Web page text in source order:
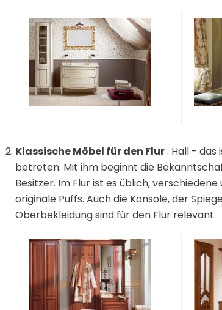
Klassische Möbel für den Flur. Hall - das
betreten. Mit ihm beginnt die
Besitzer. Im Flur ist es üblich,
originale Puffs. Auch die Konsole, der
Oberbekleidung sind für den Flur relevant.